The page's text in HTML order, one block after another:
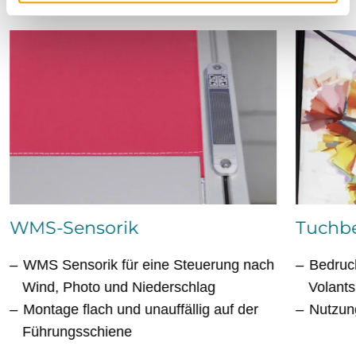
WMS-Sensorik
WMS Sensorik für eine Steuerung nach
Wind, Photo und Niederschlag
Montage flach und unauffällig auf der
Führungsschiene
Volants